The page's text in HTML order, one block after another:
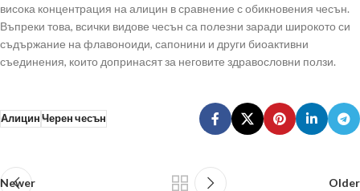
висока концентрация на алицин в сравнение с обикновения чесън.
Въпреки това, всички видове чесън са полезни заради широкото си
съдържание на флавоноиди, сапонини и други биоактивни
съединения, които допринасят за неговите здравословни ползи.
Алицин Черен чесън
Newer Older